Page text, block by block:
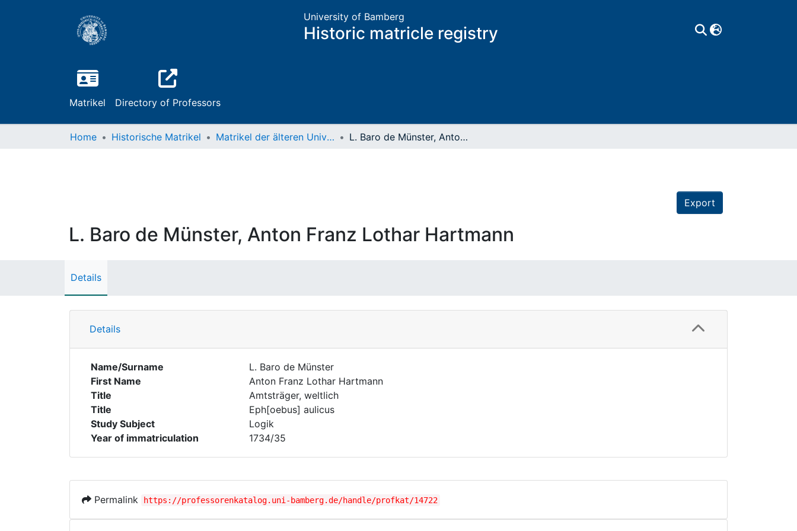
University of Bamberg
Historic matricle registry
Matrikel Directory of Professors
Home Historische Matrikel Matrikel der älteren Universität L. Baro de Münster, Anton Franz Lothar Hartmann
Export
L. Baro de Münster, Anton Franz Lothar Hartmann
Details
Details
Name/Surname
L. Baro de Münster
First Name
Anton Franz Lothar Hartmann
Title
Amtsträger, weltlich
Title
Eph[oebus] aulicus
Study Subject
Logik
Year of immatriculation
1734/35
Permalink https://professorenkatalog.uni-bamberg.de/handle/profkat/14722